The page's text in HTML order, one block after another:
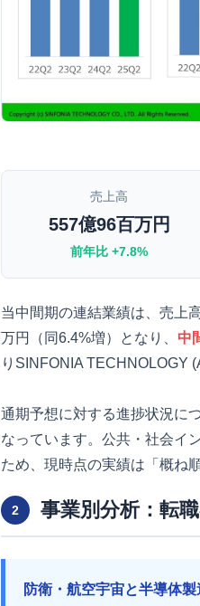
売上高
557億96百万円
前年比 +7.8%
当中間期の連結業績は、売上
万円（同6.4%増）となり、 中
りSINFONIA TECHNOLOGY
通期予想に対する進捗状況に
なっています。公共・社会イ
ため、現時点の実績は「概ね
2 事業別分析：転
防衛・航空宇宙と半導体